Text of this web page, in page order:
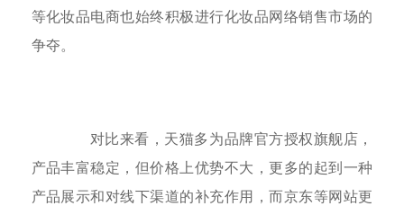
等化妆品电商也始终积极进行化妆品网络销售市场的
争夺。
对比来看，天猫多为品牌官方授权旗舰店，
产品丰富稳定，但价格上优势不大，更多的起到一种
产品展示和对线下渠道的补充作用，而京东等网站更